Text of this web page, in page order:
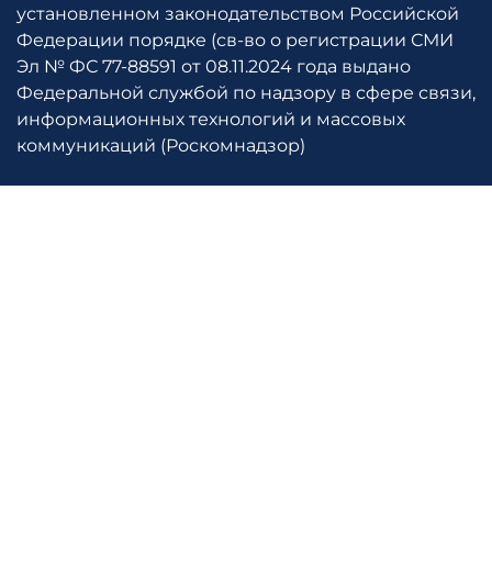
установленном законодательством Российской
Федерации порядке (св-во о регистрации СМИ
Эл № ФС 77-88591 от 08.11.2024 года выдано
Федеральной службой по надзору в сфере связи,
информационных технологий и массовых
коммуникаций (Роскомнадзор)